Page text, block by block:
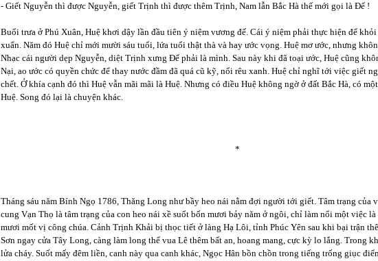
- Giết Nguyễn thì được Nguyễn, giết Trịnh thì được thêm Trịnh, Nam lẫn Bắc Hà thế mới gọi là Đế !
Buổi trưa ở Phú Xuân, Huệ khơi dậy lần đầu tiên ý niệm vương đế. Cái ý niệm phải thực hiện để
xuẩn. Năm đó Huệ chỉ mới mười sáu tuổi, lứa tuổi thật thà và hay ước vọng. Huệ mơ ước, nhưng
Nhạc cái người dẹp Nguyễn, diệt Trịnh xưng Đế phải là mình. Sau này khi đã toại ước, Huệ cũng
Nại, ao ước có quyền chức để thay nước đầm đã quá cũ kỹ, nổi rêu xanh. Huệ chỉ nghĩ tới việc giết
chết. Ở khía cạnh đó thì Huệ vẫn mãi mãi là Huệ. Nhưng có điều Huệ không ngờ ở đất Bắc Hà, có
Huệ. Song đó lại là chuyện khác.
*
Tháng sáu năm Bính Ngọ 1786, Thăng Long như bầy heo nái nằm đợi người tới giết. Tâm trạng của
cung Vạn Thọ là tâm trạng của con heo nái xề suốt bốn mươi bảy năm ở ngôi, chỉ làm nổi một việc
mươi mốt vị công chúa. Cảnh Trịnh Khải bị thọc tiết ở làng Hạ Lôi, tỉnh Phúc Yên sau khi bại trận
Sơn ngay cửa Tây Long, càng làm long thể vua Lê thêm bất an, hoang mang, cực kỳ lo lắng. Trong
lửa cháy. Suốt mấy đêm liền, canh này qua canh khác, Ngọc Hân bồn chồn trong tiếng trống giục